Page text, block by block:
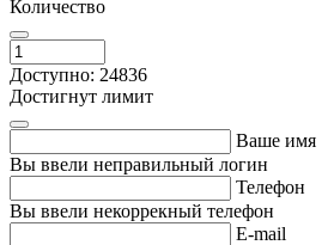
Количество
Доступно: 24836
Достигнут лимит
Ваше имя
Вы ввели неправильный логин
Телефон
Вы ввели некоррекный телефон
E-mail